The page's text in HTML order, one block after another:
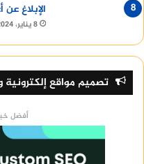
الإبلاغ
8 يناير، 2024
تصميم مواقع
أفضل